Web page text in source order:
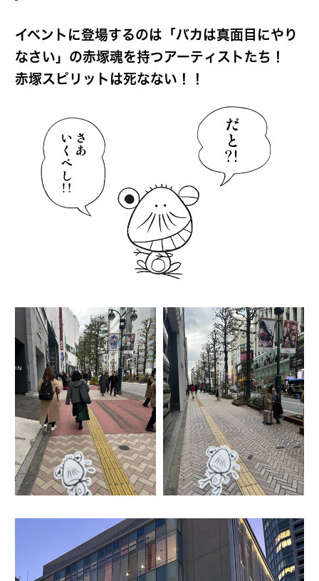
イベントに登場するのは「バカは真面目にやり
なさい」の赤塚魂を持つアーティストたち！
赤塚スピリットは死なない！！